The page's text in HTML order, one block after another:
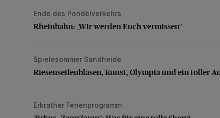
Rheinbahn: „Wir werden Euch vermissen“
Ende des Pendelverkehrs
Rheinbahn: „Wir werden Euch vermissen“
Riesenseifenblasen, Kunst, Olympia und ein toller
Spielesommer Sandheide
Riesenseifenblasen, Kunst, Olympia und ein toller
Zirkus „ZappZarap“: Was für eine tolle Show!
Erkrather Ferienprogramm